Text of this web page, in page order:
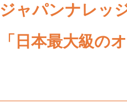
ジャパンナレッ
「日本最大級の